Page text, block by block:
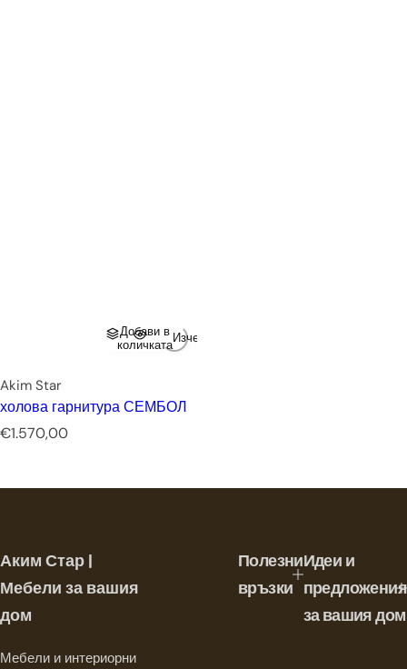
Добави в
количкатаИзчерпано
Akim Star
холова гарнитура СЕМБОЛ
Р
о
ц
е
а
€1.570,00
Аким Стар |
Мебели за вашия
дом
Мебели и интериорни
Полезни
връзки
Идеи и
предложения
за вашия дом